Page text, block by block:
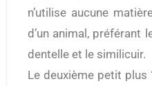
n’utilise aucune
d’un animal, préférant
dentelle et le similicuir.
Le deuxième petit plus